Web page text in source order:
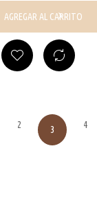
AGREGAR AL CARRITO
2 3 4